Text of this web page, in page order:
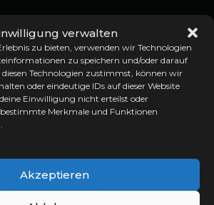
verwalten
zu bieten, verwenden wir Technologien
zu speichern und/oder darauf
Technologien zustimmst, können wir
oder eindeutige IDs auf dieser Website
Einwilligung nicht erteilst oder
Merkmale und Funktionen
Akzeptieren